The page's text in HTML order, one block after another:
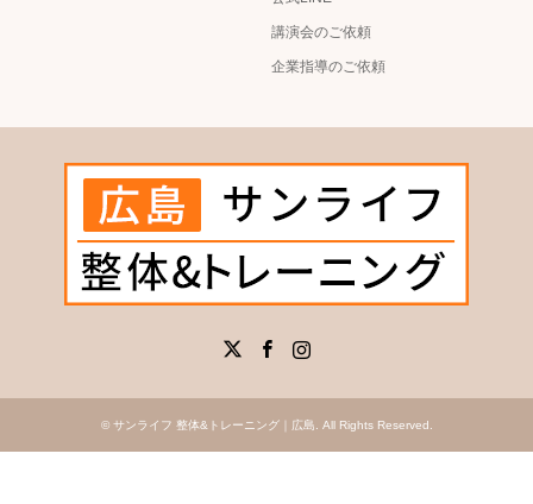
講演会のご依頼
企業指導のご依頼
© サンライフ 整体&トレーニング｜広島. All Rights Reserved.